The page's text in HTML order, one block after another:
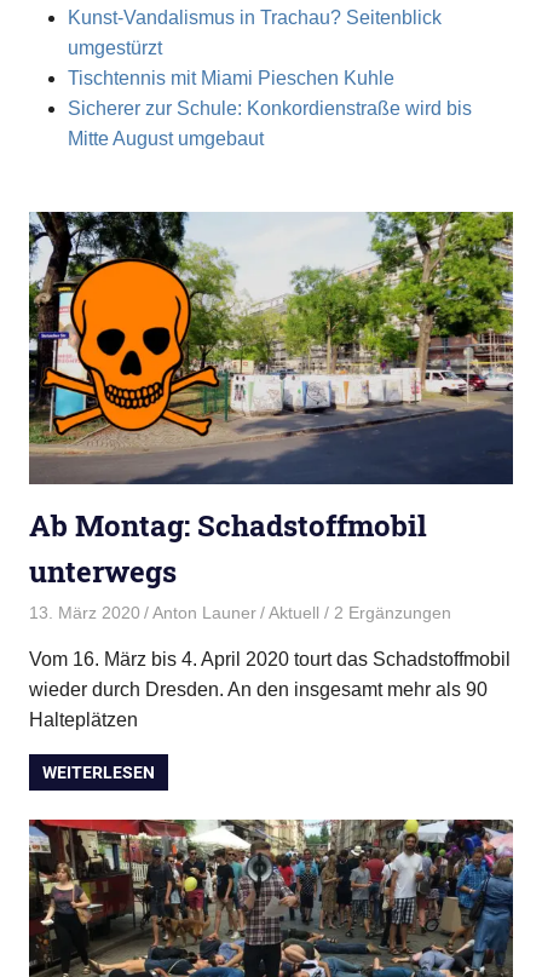
Kunst-Vandalismus in Trachau? Seitenblick
umgestürzt
Tischtennis mit Miami Pieschen Kuhle
Sicherer zur Schule: Konkordienstraße wird bis
Mitte August umgebaut
Ab Montag: Schadstoffmobil
unterwegs
13. März 2020 Anton Launer Aktuell / 2 Ergänzungen
Vom 16. März bis 4. April 2020 tourt das Schadstoffmobil
wieder durch Dresden. An den insgesamt mehr als 90
Halteplätzen
WEITERLESEN